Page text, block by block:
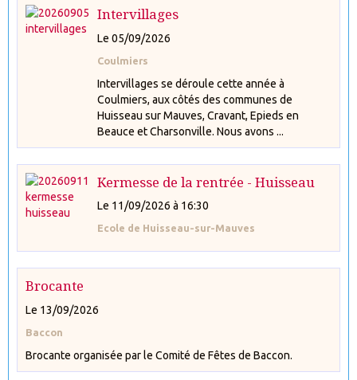
Intervillages
Le 05/09/2026
Coulmiers
Intervillages se déroule cette année à
Coulmiers, aux côtés des communes de
Huisseau sur Mauves, Cravant, Epieds en
Beauce et Charsonville. Nous avons ...
Kermesse de la rentrée - Huisseau
Le 11/09/2026 à 16:30
Ecole de Huisseau-sur-Mauves
Brocante
Le 13/09/2026
Baccon
Brocante organisée par le Comité de Fêtes de Baccon.